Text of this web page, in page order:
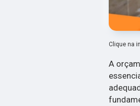
Clique na
A